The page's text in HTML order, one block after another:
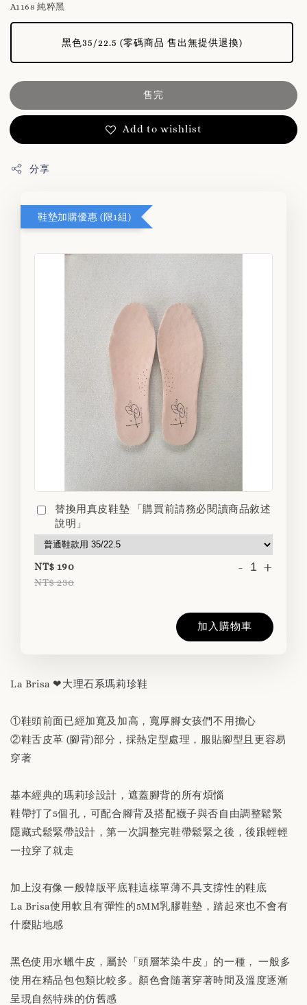
A1168 純粹黑
黑色35/22.5 (零碼商品 售出無提供退換)
售完
Add to wishlist
分享
鞋墊加購優惠 (限1組)
替換用真皮鞋墊 「購買前請務必閱讀商品敘述
說明」
NT$ 190
NT$ 230
- +
加入購物車
La Brisa ❤大理石系瑪莉珍鞋
①鞋頭前面已經加寬及加高，寬厚腳女孩們不用擔心
②鞋舌皮革 (腳背)部分，採熱定型處理，服貼腳型且更容易
穿著
基本經典的瑪莉珍設計，遮蓋腳背的所有煩惱
鞋帶打了5個孔，可配合腳背及搭配襪子與否自由調整鬆緊
隱藏式鬆緊帶設計，第一次調整完鞋帶鬆緊之後，後跟輕輕
一拉穿了就走
加上沒有像一般韓版平底鞋這樣單薄不具支撐性的鞋底
La Brisa使用軟且有彈性的5MM乳膠鞋墊，踏起來也不會有
什麼貼地感
黑色使用水蠟牛皮，屬於「頭層苯染牛皮」的一種， 一般多
使用在精品包包類比較多。顏色會隨著穿著時間及溫度逐漸
呈現自然特殊的仿舊感